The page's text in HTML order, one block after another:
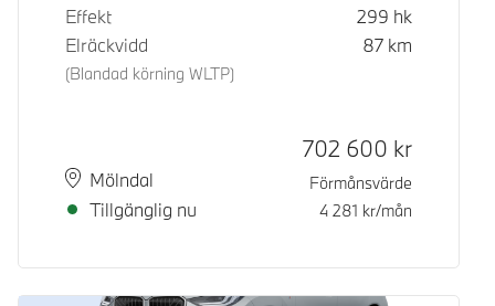
Effekt
299 hk
Elräckvidd
(Blandad körning WLTP)
87 km
PlatsMölndal
Leveranstid
Tillgänglig nu
Kontantpris
702 600 kr
Förmånsvärde
4 281 kr/mån